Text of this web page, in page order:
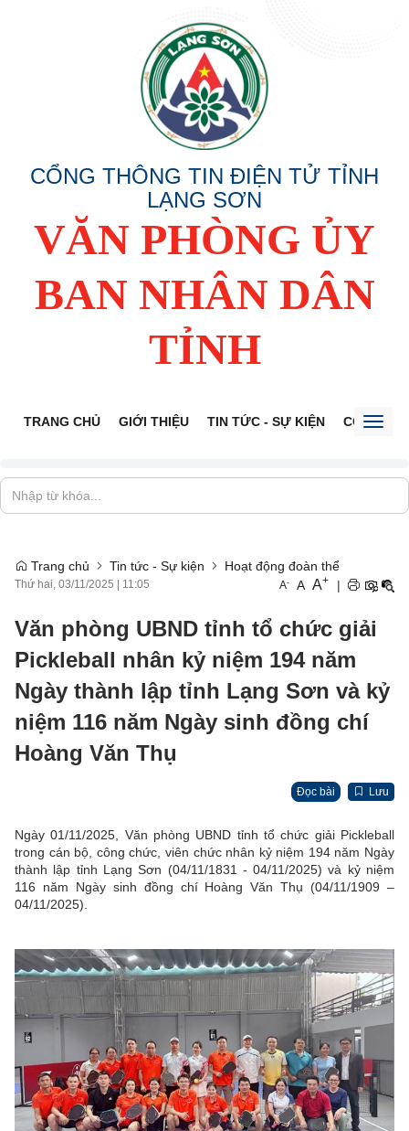
CỔNG THÔNG TIN ĐIỆN TỬ TỈNH
LẠNG SƠN
VĂN PHÒNG ỦY
BAN NHÂN DÂN
TỈNH
TRANG CHỦ GIỚI THIỆU TIN TỨC - SỰ KIỆN CỔNG
Trang chủ Tin tức - Sự kiện Hoạt động đoàn thể
Thứ hai, 03/11/2025 11:05 A- A A+ |
Văn phòng UBND tỉnh tổ chức giải
Pickleball nhân kỷ niệm 194 năm
Ngày thành lập tỉnh Lạng Sơn và kỷ
niệm 116 năm Ngày sinh đồng chí
Hoàng Văn Thụ
Đọc bài Lưu
Ngày 01/11/2025, Văn phòng UBND tỉnh tổ chức giải Pickleball
trong cán bộ, công chức, viên chức nhân kỷ niệm 194 năm Ngày
thành lập tỉnh Lạng Sơn (04/11/1831 - 04/11/2025) và kỷ niệm
116 năm Ngày sinh đồng chí Hoàng Văn Thụ (04/11/1909 –
04/11/2025).